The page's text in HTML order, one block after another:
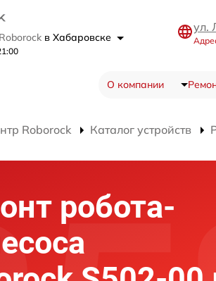
в Хабаровске
ул.
О компании
Roborock Каталог устройств
робота-